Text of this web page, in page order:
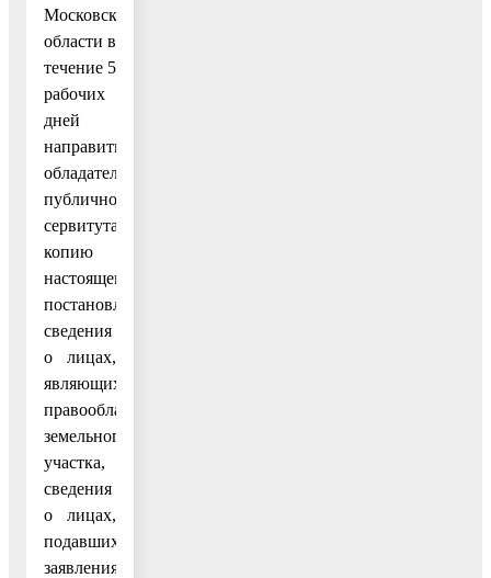
Московской
области в
течение 5
рабочих
дней
направить
обладателю
публичного
сервитута
копию
настоящего
постановления,
сведения
о лицах,
являющихся
правообладателями
земельного
участка,
сведения
о лицах,
подавших
заявления